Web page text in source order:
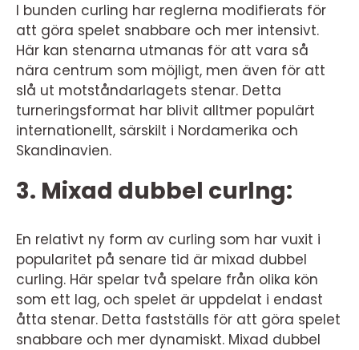
I bunden curling har reglerna modifierats för
att göra spelet snabbare och mer intensivt.
Här kan stenarna utmanas för att vara så
nära centrum som möjligt, men även för att
slå ut motståndarlagets stenar. Detta
turneringsformat har blivit alltmer populärt
internationellt, särskilt i Nordamerika och
Skandinavien.
3. Mixad dubbel curlng:
En relativt ny form av curling som har vuxit i
popularitet på senare tid är mixad dubbel
curling. Här spelar två spelare från olika kön
som ett lag, och spelet är uppdelat i endast
åtta stenar. Detta fastställs för att göra spelet
snabbare och mer dynamiskt. Mixad dubbel